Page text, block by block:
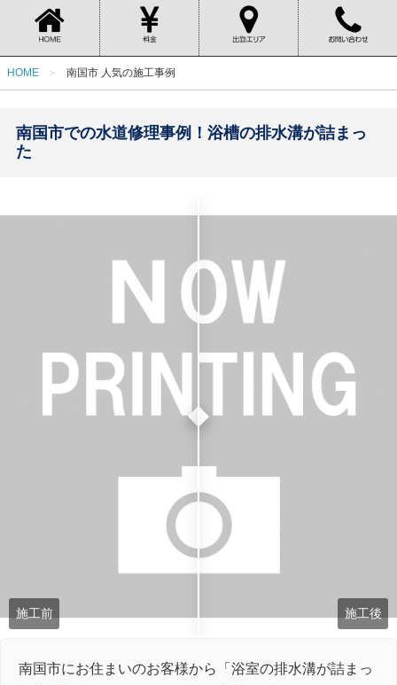
HOME 南国市 人気の施工事例
南国市での水道修理事例！浴槽の排水溝が詰まっ
た
施工前 施工後
南国市にお住まいのお客様から「浴室の排水溝が詰まっ